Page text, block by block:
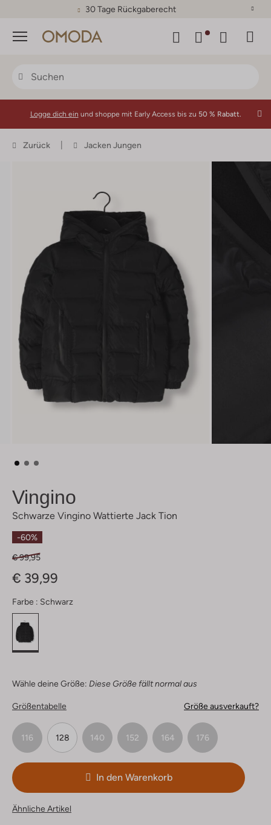
30 Tage Rückgaberecht
Menü
Logge dich ein und shoppe mit Early Access bis zu 50 % Rabatt.
Zurück Jacken Jungen
Vingino
Schwarze Vingino Wattierte Jack Tion
-60%
€ 99,95
€ 39,99
Farbe : Schwarz
Wähle deine Größe: Diese Größe fällt normal aus
Größentabelle Größe ausverkauft?
116 128 140 152 164 176
In den Warenkorb
Ähnliche Artikel